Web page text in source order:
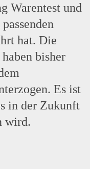
Warentest und
hat. Die
bisher
Es ist
in der Zukunft
wird.